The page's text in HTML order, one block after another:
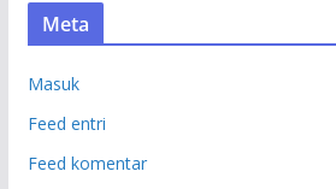
Meta
Masuk
Feed entri
Feed komentar